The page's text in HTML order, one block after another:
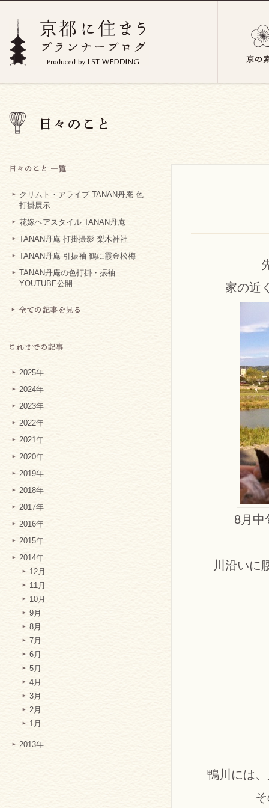
クリムト・アライブ TANAN丹庵 色
打掛展示
花嫁ヘアスタイル TANAN丹庵
TANAN丹庵 打掛撮影 梨木神社
TANAN丹庵 引振袖 鶴に霞金松梅
TANAN丹庵の色打掛・振袖
YOUTUBE公開
2025年
2024年
2023年
2022年
2021年
2020年
2019年
2018年
2017年
2016年
2015年
2014年
12月
11月
10月
9月
8月
7月
6月
5月
4月
3月
2月
1月
2013年
家の近
8月中
川沿いに
鴨川には